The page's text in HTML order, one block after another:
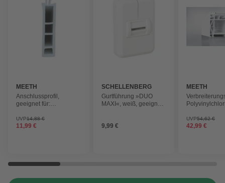
MEETH
Anschlussprofil,
geeignet für:
Polyvinylchlorid (PVC)
UVP14,88 €
11,99 €
SCHELLENBERG
Gurtführung »DUO
MAXI«, weiß, geeignet
9,99 €
MEETH
UVP54,62 €
42,99 €